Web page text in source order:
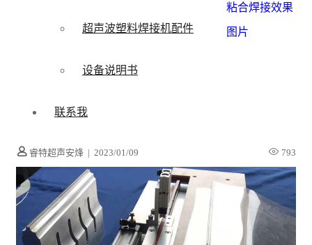
超声波塑料焊接机配件
设备说明书
联系我
睿特超声安烽 | 2023/01/09 793
粘合焊接效果
图片